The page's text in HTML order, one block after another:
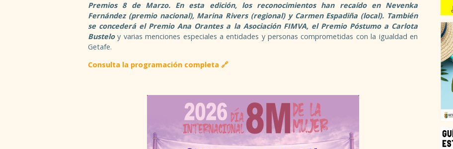
Premios 8 de Marzo. En esta edición, los reconocimientos han recaído en Nevenka
Fernández (premio nacional), Marina Rivers (regional) y Carmen Espadiña (local). También
se concederá el Premio Ana Orantes a la Asociación FIMVA, el Premio Póstumo a Carlota
Busteloy varias menciones especiales a entidades y personas comprometidas con la igualdad en
Getafe.
Consulta la programación completa 🔗